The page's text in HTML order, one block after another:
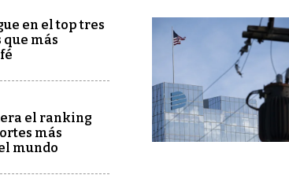
en el top tres
que más
el ranking
más
mundo